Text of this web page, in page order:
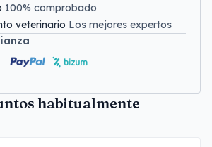
100% comprobado
veterinario Los mejores expertos
habitualmente